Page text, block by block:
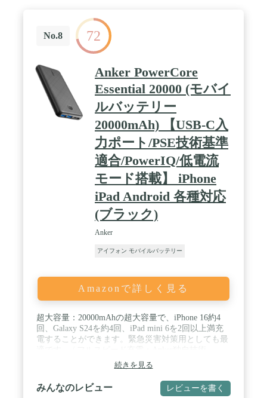
バッテリーにも充電されるため、バッテリーへの充
電忘れがありません。モバイルバッテリー部分は従
来モデルより約27%の薄型化を実現し、充電中でも
iPhoneの操作を邪魔しません。さらに超コンパクト
設計ながら、5000mAhの容量かつ7.5W出力で
MagSafe対応のiPhoneへ約1回充電が可能です。
※USB-Cケーブルを利用すると、最大12W出力で充
電可能でいつでもお好きな時に持ち運べます。
※iPhone13 / iPhone13 Pro / iPhone13 Pro Max / iPhone
14 / iPhone 14 Pro / iPhone14 Pro Max / iPhone 15 /15
Pro /15 Plus / 15 Pro Max への満充電回数は1回未満
になります (Anker調べ) 。 / iPhoneとイヤホンを2台
同時に充電可能：マグネット式ワイヤレス充電器と
パッド型ワイヤレス充電器を1台にまとめました。2
つの機器をこれ1台で充電できます。 / パッケージ
内容：Anker 633 Magnetic Wireless Charger
(MagGo)、25W USB-C充電器、 USB-C & USB-C ケ
ーブル (1.5m) 、取扱説明書、カスタマーサポート
No.8 72
Anker PowerCore
Essential 20000 (モバイ
ルバッテリー
20000mAh) 【USB-C入
力ポート/PSE技術基準
適合/PowerIQ/低電流
モード搭載】 iPhone
iPad Android 各種対応
(ブラック)
Anker
アイフォン モバイルバッテリー
Amazonで詳しく見る
超大容量：20000mAhの超大容量で、iPhone 16約4
回、Galaxy S24を約4回、iPad mini 6を2回以上満充
電することができます。緊急災害対策用としても最
PowerIQとVoltageBoostにより、ほとんどのUSB機器
へ最適なスピードで充電できます (*Qualcomm Quick
Chargeには非対応) 。 / 確かな安全性：Anker独自の
多重保護システムを搭載しているため、長期間安心
続きを見る
みんなのレビュー レビューを書く